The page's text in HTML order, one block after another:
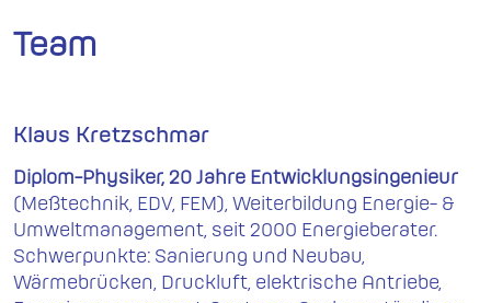
Team
Klaus Kretzschmar
Diplom-Physiker, 20 Jahre Entwicklungsingenieur
(Meßtechnik, EDV, FEM), Weiterbildung Energie- &
Umweltmanagement, seit 2000 Energieberater.
Schwerpunkte: Sanierung und Neubau,
Wärmebrücken, Druckluft, elektrische Antriebe,